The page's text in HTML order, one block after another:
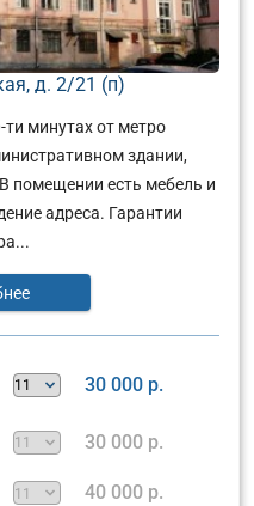
д. 2/21 (п)
минутах от метро
здании,
помещении есть мебель и
адреса. Гарантии
30 000 р.
30 000 р.
40 000 р.